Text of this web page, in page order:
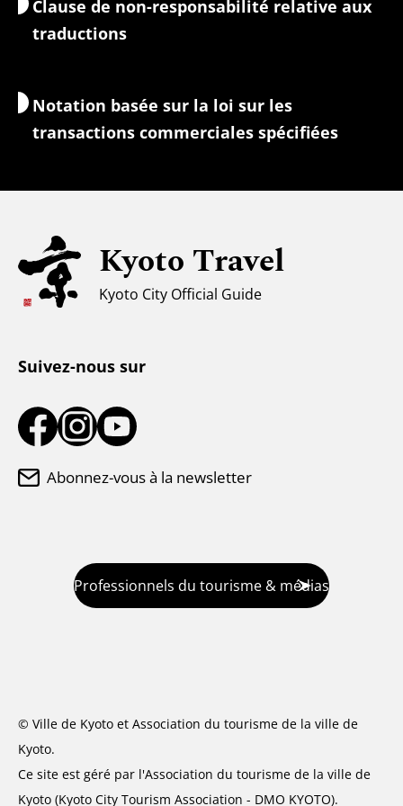
Hébergement
Guides-interprètes
Accès Wi-Fi
Informations de sécurité
Tourisme universel
Climat et vêtements
Centre d'information touristique
Clause de non-responsabilité relative aux
traductions
Notation basée sur la loi sur les
transactions commerciales spécifiées
Kyoto Travel
Kyoto City Official Guide
Suivez-nous sur
Abonnez-vous à la newsletter
Professionnels du tourisme & médias
© Ville de Kyoto et Association du tourisme de la ville de
Kyoto.
Ce site est géré par l'Association du tourisme de la ville de
Kyoto (Kyoto City Tourism Association - DMO KYOTO).